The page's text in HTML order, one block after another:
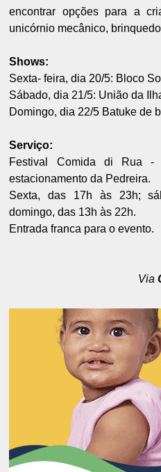
encontrar opções para a
unicórnio mecânico,
Shows:
Sexta- feira, dia 20/5: Bloco
Sábado, dia 21/5: União da
Domingo, dia 22/5 Batuke de
Serviço:
Festival Comida di Rua -
estacionamento da Pedreira.
Sexta, das 17h às 23h;
domingo, das 13h às 22h.
Entrada franca para o evento.
Via